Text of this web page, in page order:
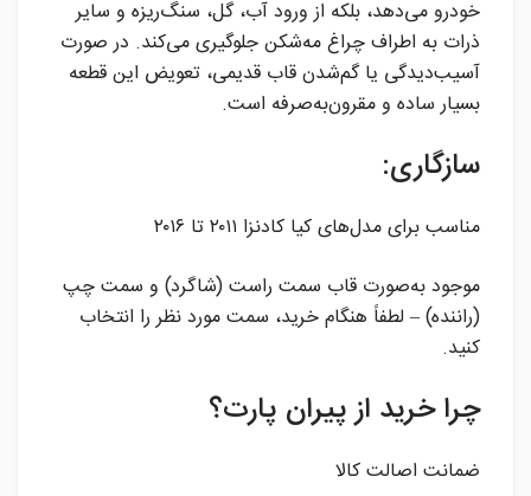
خودرو می‌دهد، بلکه از ورود آب، گل، سنگ‌ریزه و سایر
ذرات به اطراف چراغ مه‌شکن جلوگیری می‌کند. در صورت
آسیب‌دیدگی یا گم‌شدن قاب قدیمی، تعویض این قطعه
بسیار ساده و مقرون‌به‌صرفه است.
سازگاری:
مناسب برای مدل‌های کیا کادنزا ۲۰۱۱ تا ۲۰۱۶
موجود به‌صورت قاب سمت راست (شاگرد) و سمت چپ
(راننده) – لطفاً هنگام خرید، سمت مورد نظر را انتخاب
کنید.
چرا خرید از پیران پارت؟
ضمانت اصالت کالا